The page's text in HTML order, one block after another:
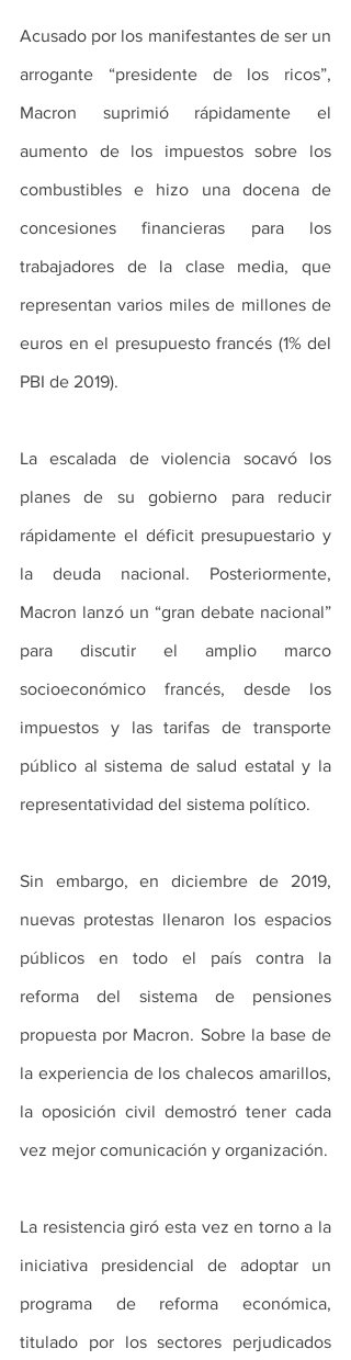
Acusado por los manifestantes de ser un
arrogante “presidente de los ricos”,
Macron suprimió rápidamente el
aumento de los impuestos sobre los
combustibles e hizo una docena de
concesiones financieras para los
trabajadores de la clase media, que
representan varios miles de millones de
euros en el presupuesto francés (1% del
PBI de 2019).
La escalada de violencia socavó los
planes de su gobierno para reducir
rápidamente el déficit presupuestario y
la deuda nacional. Posteriormente,
Macron lanzó un “gran debate nacional”
para discutir el amplio marco
socioeconómico francés, desde los
impuestos y las tarifas de transporte
público al sistema de salud estatal y la
representatividad del sistema político.
Sin embargo, en diciembre de 2019,
nuevas protestas llenaron los espacios
públicos en todo el país contra la
reforma del sistema de pensiones
propuesta por Macron. Sobre la base de
la experiencia de los chalecos amarillos,
la oposición civil demostró tener cada
vez mejor comunicación y organización.
La resistencia giró esta vez en torno a la
iniciativa presidencial de adoptar un
programa de reforma económica,
titulado por los sectores perjudicados